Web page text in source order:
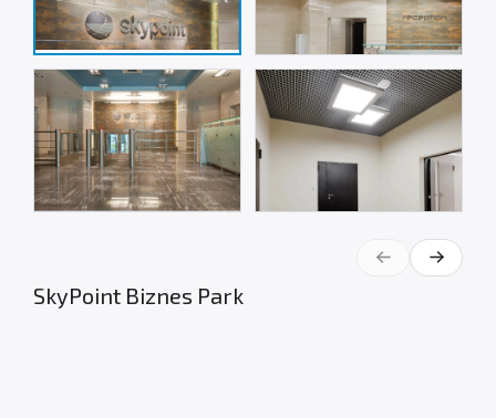
SkyPoint Biznes Park